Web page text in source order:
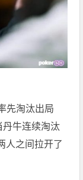
先淘汰出局
丹牛连续淘汰
人之间拉开了